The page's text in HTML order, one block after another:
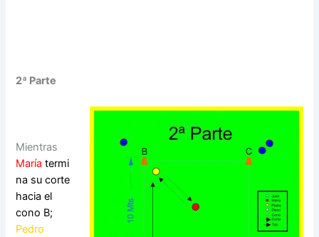
2ª Parte
Mientras
Maríatermi
na su corte
hacia el
cono B;
Pedro